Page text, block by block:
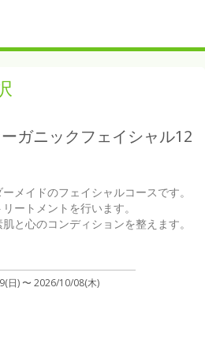
ガニックフェイシャル12
メイドのフェイシャルコースです。
ートメントを行います。
と心のコンディションを整えます。
日) 〜2026/10/08(木)